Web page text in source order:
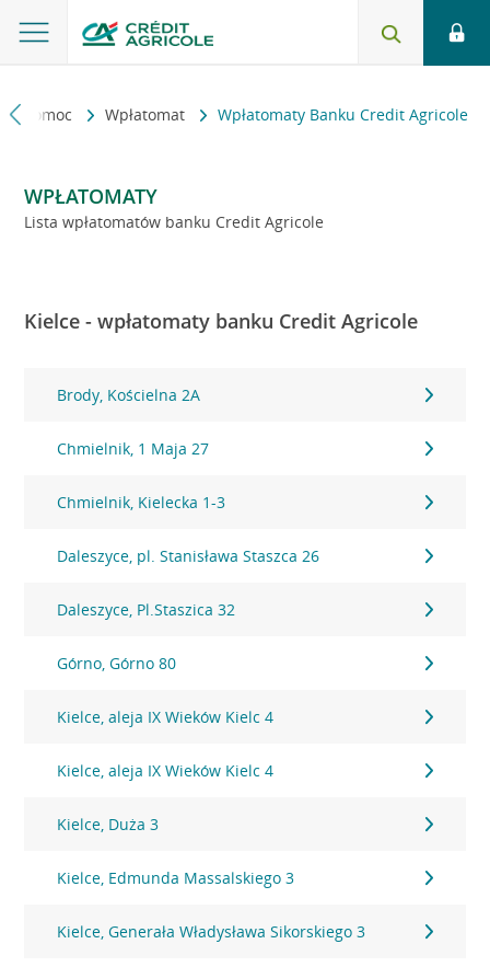
i pomoc Wpłatomat Wpłatomaty Banku Credit Agricole
WPŁATOMATY
Lista wpłatomatów banku Credit Agricole
Kielce - wpłatomaty banku Credit Agricole
Brody, Kościelna 2A
Chmielnik, 1 Maja 27
Chmielnik, Kielecka 1-3
Daleszyce, pl. Stanisława Staszca 26
Daleszyce, Pl.Staszica 32
Górno, Górno 80
Kielce, aleja IX Wieków Kielc 4
Kielce, aleja IX Wieków Kielc 4
Kielce, Duża 3
Kielce, Edmunda Massalskiego 3
Kielce, Generała Władysława Sikorskiego 3